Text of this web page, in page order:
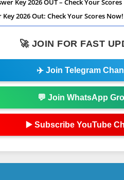
2026 Out: Check Your Scores Now!
🚀 JOIN FOR FAST
✈️ Join Telegram
💬 Join WhatsApp
▶️ Subscribe YouTube